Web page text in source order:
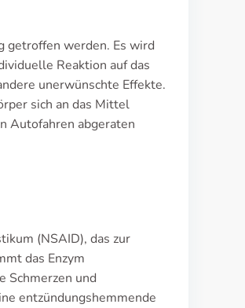
getroffen werden. Es wird
Reaktion auf das
unerwünschte Effekte.
sich an das Mittel
Autofahren abgeraten
(NSAID), das zur
das Enzym
Schmerzen und
entzündungshemmende